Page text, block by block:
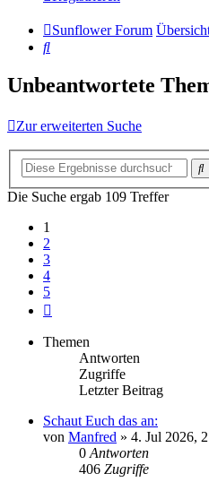
Sunflower Forum
Suche
Unbeantwortete
Zur erweiterten Suche
Die Suche ergab 109 Treffer
1
2
3
4
5
Themen
Antworten
Zugriffe
Letzter Beitrag
Schaut Euch das an:
von Manfred » 4. Jul 2026,
0 Antworten
406 Zugriffe